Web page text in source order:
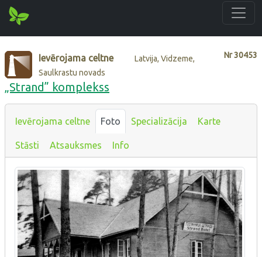
Nr30453
Ievērojama celtne
Latvija, Vidzeme,
Saulkrastu novads
„Strand” komplekss
Ievērojama celtne Foto Specializācija Karte
Stāsti Atsauksmes Info